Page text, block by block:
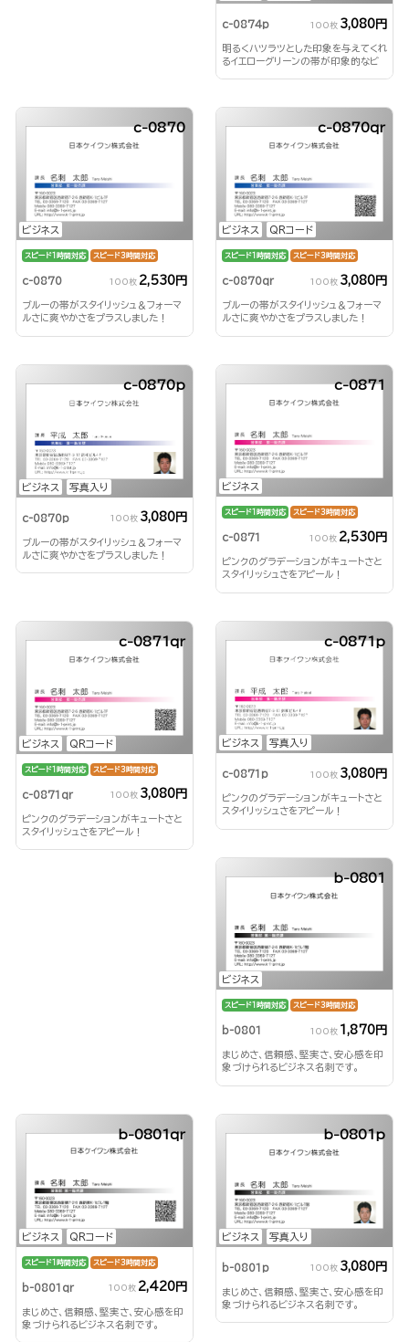
c-0874p 100枚 3,080円
明るくハツラツとした印象を与えてくれ
るイエローグリーンの帯が印象的なビ
ビジネス
c-0870
スピード1時間対応 スピード3時間対応
c-0870 100枚 2,530円
ブルーの帯がスタイリッシュ＆フォーマ
ルさに爽やかさをプラスしました！
ビジネス QRコード
c-0870qr
スピード1時間対応 スピード3時間対応
c-0870qr 100枚 3,080円
ブルーの帯がスタイリッシュ＆フォーマ
ルさに爽やかさをプラスしました！
ビジネス 写真入り
c-0870p
c-0870p 100枚 3,080円
ブルーの帯がスタイリッシュ＆フォーマ
ルさに爽やかさをプラスしました！
ビジネス
c-0871
スピード1時間対応 スピード3時間対応
c-0871 100枚 2,530円
ピンクのグラデーションがキュートさと
スタイリッシュさをアピール！
ビジネス QRコード
c-0871qr
スピード1時間対応 スピード3時間対応
c-0871qr 100枚 3,080円
ピンクのグラデーションがキュートさと
スタイリッシュさをアピール！
ビジネス 写真入り
c-0871p
c-0871p 100枚 3,080円
ピンクのグラデーションがキュートさと
スタイリッシュさをアピール！
ビジネス
b-0801
スピード1時間対応 スピード3時間対応
b-0801 100枚 1,870円
まじめさ、信頼感、堅実さ、安心感を印
象づけられるビジネス名刺です。
ビジネス QRコード
b-0801qr
スピード1時間対応 スピード3時間対応
b-0801qr 100枚 2,420円
まじめさ、信頼感、堅実さ、安心感を印
象づけられるビジネス名刺です。
ビジネス 写真入り
b-0801p
b-0801p 100枚 3,080円
まじめさ、信頼感、堅実さ、安心感を印
象づけられるビジネス名刺です。